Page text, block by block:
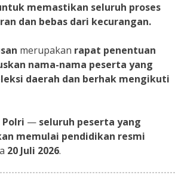
memastikan seluruh proses
dan bebas dari kecurangan.
merupakan rapat penentuan
nama-nama peserta yang
daerah dan berhak mengikuti
— seluruh peserta yang
memulai pendidikan resmi
20 Juli 2026.